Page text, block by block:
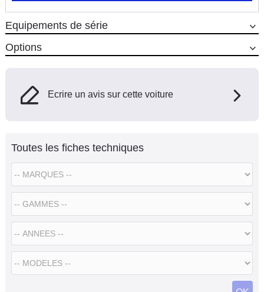
Equipements de série
Options
Ecrire un avis sur cette voiture
Toutes les fiches techniques